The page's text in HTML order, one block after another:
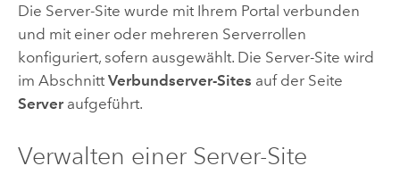
Die Server-Site wurde mit Ihrem Portal verbunden
und mit einer oder mehreren Serverrollen
konfiguriert, sofern ausgewählt. Die Server-Site wird
im Abschnitt Verbundserver-Sites auf der Seite
Serveraufgeführt.
Verwalten einer Server-Site